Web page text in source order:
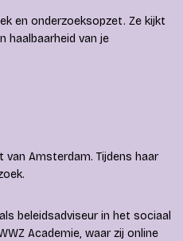
en onderzoeksopzet. Ze kijkt
haalbaarheid van je
Amsterdam. Tijdens haar
beleidsadviseur in het sociaal
Academie, waar zij online